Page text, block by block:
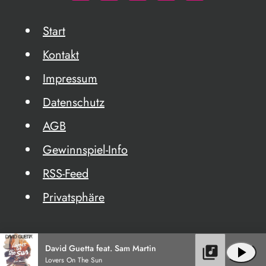
Start
Kontakt
Impressum
Datenschutz
AGB
Gewinnspiel-Info
RSS-Feed
Privatsphäre
David Guetta feat. Sam Martin
Lovers On The Sun play_arrow
library_music